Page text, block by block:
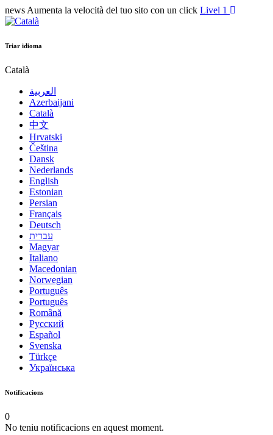
news Aumenta la velocità del tuo sito con un click Livel 1
Triar idioma
Català
العربية
Azerbaijani
Català
中文
Hrvatski
Čeština
Dansk
Nederlands
English
Estonian
Persian
Français
Deutsch
עברית
Magyar
Italiano
Macedonian
Norwegian
Português
Português
Română
Русский
Español
Svenska
Türkçe
Українська
Notificacions
0
No teniu notificacions en aquest moment.